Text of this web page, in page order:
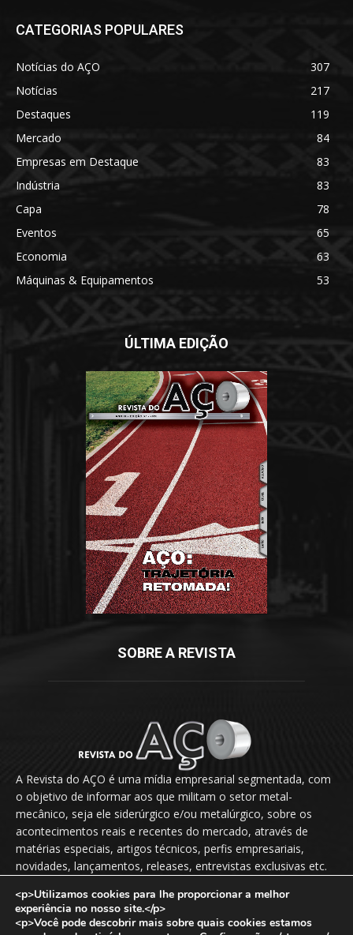
CATEGORIAS POPULARES
Notícias do AÇO
307
Notícias
217
Destaques
119
Mercado
84
Empresas em Destaque
83
Indústria
83
Capa
78
Eventos
65
Economia
63
Máquinas & Equipamentos
53
ÚLTIMA EDIÇÃO
SOBRE A REVISTA
A Revista do AÇO é uma mídia empresarial segmentada, com
o objetivo de informar aos que militam o setor metal-
mecânico, seja ele siderúrgico e/ou metalúrgico, sobre os
acontecimentos reais e recentes do mercado, através de
matérias especiais, artigos técnicos, perfis empresariais,
novidades, lançamentos, releases, entrevistas exclusivas etc.
Fale Conosco: vendas@revistadoaco.com.br
<p>Utilizamos cookies para lhe proporcionar a melhor
experiência no nosso site.</p>
<p>Você pode descobrir mais sobre quais cookies estamos